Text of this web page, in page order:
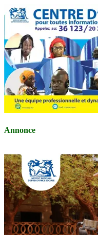
Annonce